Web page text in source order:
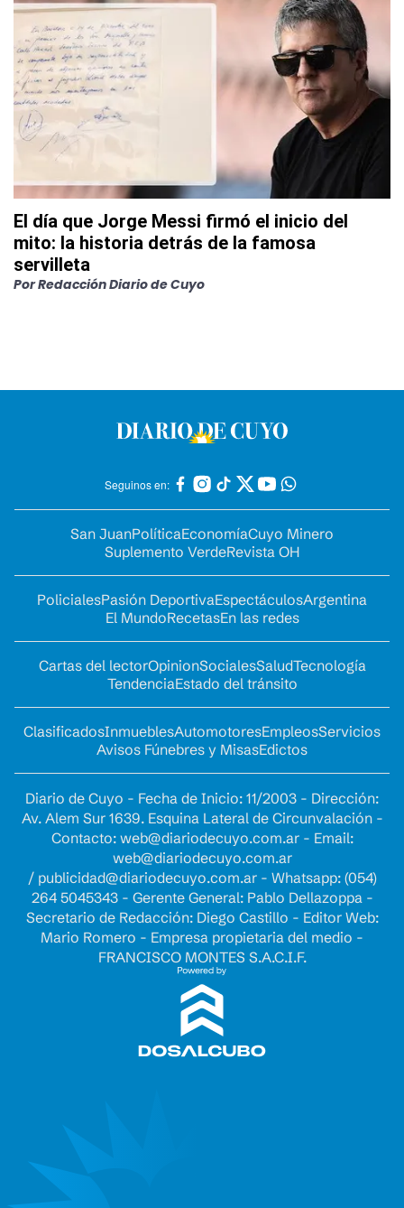
El día que Jorge Messi firmó el inicio del
mito: la historia detrás de la famosa
servilleta
PorRedacción Diario de Cuyo
Seguinos en:
San JuanPolíticaEconomíaCuyo Minero
Suplemento VerdeRevista OH
PolicialesPasión DeportivaEspectáculosArgentina
El MundoRecetasEn las redes
Cartas del lectorOpinionSocialesSaludTecnología
TendenciaEstado del tránsito
ClasificadosInmueblesAutomotoresEmpleosServicios
Avisos Fúnebres y MisasEdictos
Diario de Cuyo - Fecha de Inicio: 11/2003 - Dirección:
Av. Alem Sur 1639. Esquina Lateral de Circunvalación -
Contacto: web@diariodecuyo.com.ar- Email:
web@diariodecuyo.com.ar
/ publicidad@diariodecuyo.com.ar- Whatsapp: (054)
264 5045343 - Gerente General: Pablo Dellazoppa -
Secretario de Redacción: Diego Castillo - Editor Web:
Mario Romero - Empresa propietaria del medio -
FRANCISCO MONTES S.A.C.I.F.